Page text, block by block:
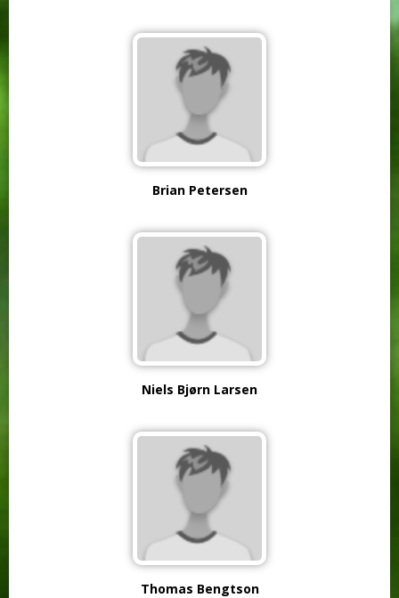
Brian Petersen
Niels Bjørn Larsen
Thomas Bengtson